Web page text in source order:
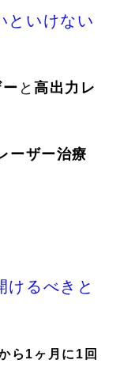
い。１回の診療
３０～１００日
及び処方料など
あると思いま
おきましては、
皆様、お忙しく
まだまだ予約枠
。
の患者様に連絡
７弾 ダーマペ
といけない
と高出力レ
ーザー治療
けるべきと
ら 1ヶ月に 1 回